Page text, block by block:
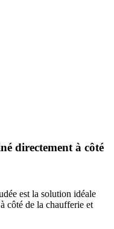
directement à côté
est la solution idéale
côté de la chaufferie et